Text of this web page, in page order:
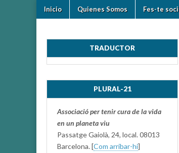
plural-
21.org
Main
menu
SkipInicio Quienes Somos Fes-te soci
TRADUCTOR
PLURAL-21
Associació per tenir cura de la vida
en un planeta viu
Passatge Gaiolà, 24, local. 08013
Barcelona. [Com arribar-hi]